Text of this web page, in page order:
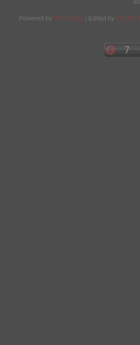
Powered by Wordpress | Edited by Yes We